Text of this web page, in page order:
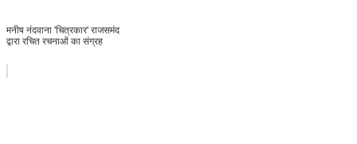
मनीष नंदवाना 'चित्रकार' राजसमंद
द्वारा रचित रचनाओं का संग्रह